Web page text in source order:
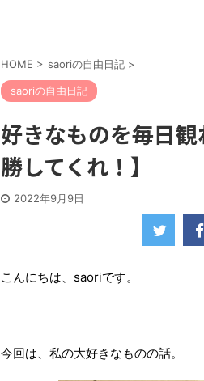
HOME > saoriの自由日記 >
saoriの自由日記
好きなものを毎日
勝してくれ！】
2022年9月9日
こんにちは、saoriです。
今回は、私の大好きなものの話。